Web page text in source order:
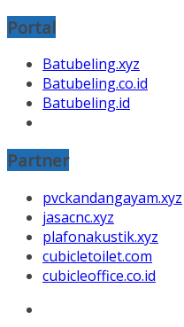
Portal
Batubeling.xyz
Batubeling.co.id
Batubeling.id
Partner
pvckandangayam.xyz
jasacnc.xyz
plafonakustik.xyz
cubicletoilet.com
cubicleoffice.co.id